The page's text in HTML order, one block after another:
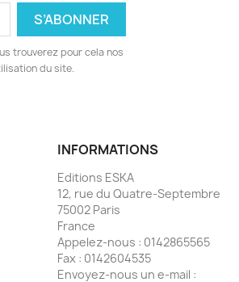
trouverez pour cela nos
du site.
INFORMATIONS
Editions ESKA
12, rue du Quatre-Septembre
75002 Paris
France
Appelez-nous : 0142865565
Fax : 0142604535
Envoyez-nous un e-mail :